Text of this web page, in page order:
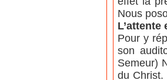
Nous
L’attente
Pour y
son
Semeur)
du Christ.